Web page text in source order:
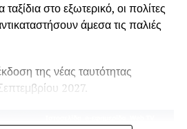
στο εξωτερικό, οι πολίτες
άμεσα τις παλιές
της νέας ταυτότητας
2027.